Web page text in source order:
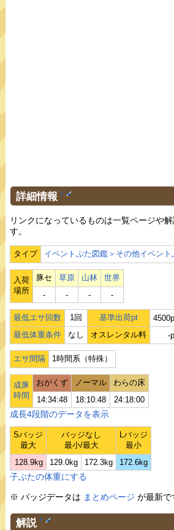
詳細情報 †
リンクになっているものは一覧ページや
す。
タイプ イベントぶた図鑑＞その他イベント
入荷
場所
豚セ 草原 山林
世界
‐
‐ ‐ ‐
最低エサ回数 1回 基準出荷pt
最低体重条件
なし オスレンタル料 -
エサ間隔 1時間系（特殊）
成豚
時間
おがくず ノーマル
わらの床
14:34:48
18:10:48 24:18:00
成長4段階のデータを表示
Sバッジ
最大
バッジなし
最小/最大
Lバッジ
最小
128.9kg
129.0kg 172.3kg 172.6kg
子ぶたの体重にする
※ バッジデータは まとめページ が最新で
解説 †